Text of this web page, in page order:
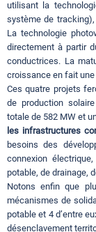
utilisant la
système de
La technologie
directement à partir
conductrices. La
croissance en fait
Ces quatre projets
de production
totale de 582 MW et
les infrastructures
besoins des
connexion
potable, de drainage,
Notons enfin que
mécanismes de
potable et 4 d’entre
désenclavement